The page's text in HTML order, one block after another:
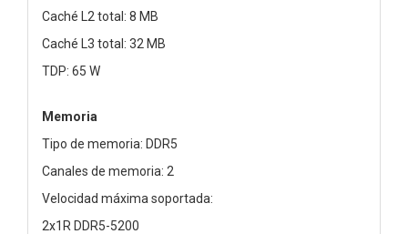
Caché L2 total: 8 MB
Caché L3 total: 32 MB
TDP: 65 W
Memoria
Tipo de memoria: DDR5
Canales de memoria: 2
Velocidad máxima soportada:
2x1R DDR5-5200